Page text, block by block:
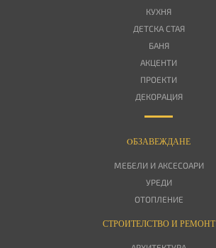
КУХНЯ
ДЕТСКА СТАЯ
БАНЯ
АКЦЕНТИ
ПРОЕКТИ
ДЕКОРАЦИЯ
OБЗАВЕЖДАНЕ
МЕБЕЛИ И АКСЕСОАРИ
УРЕДИ
ОТОПЛЕНИЕ
СТРОИТЕЛСТВО И РЕМОНТ